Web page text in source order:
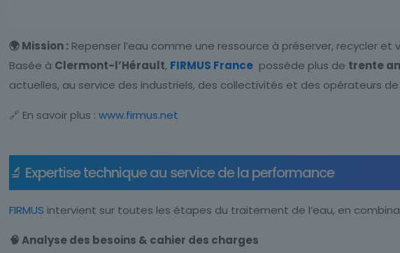
🌍 Mission : Repenser l’eau comme une ressource à préserver, recycler et
Basée à Clermont-l’Hérault, FIRMUS France possède plus de trente
actuelles, au service des industriels, des collectivités et des opérateurs de
🔗 En savoir plus :www.firmus.net
🔬 Expertise technique au service de la performance
FIRMUS intervient sur toutes les étapes du traitement de l’eau, en
🧠 Analyse des besoins & cahier des charges